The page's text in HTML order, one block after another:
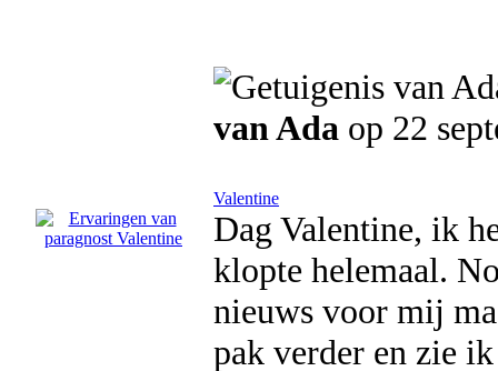
van Ada op 22
Valentine
Dag Valentine, ik
klopte helemaal.
nieuws voor mij
pak verder en zie